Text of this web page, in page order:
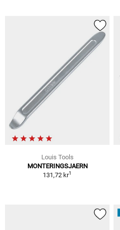
Louis Tools
MONTERINGSJAERN
131,72 kr1